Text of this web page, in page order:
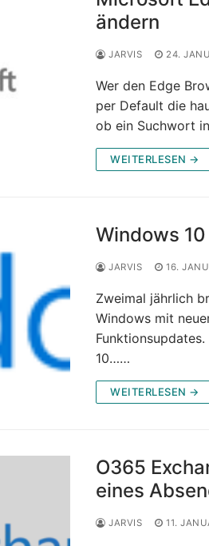
ändern
JARVIS 24.
Wer den Edge
per Default die
ob ein Suchwort
WEITERLESEN →
Windows
JARVIS 16.
Zweimal jährlich
Windows mit
10……
WEITERLESEN →
O365
eines
JARVIS 11.